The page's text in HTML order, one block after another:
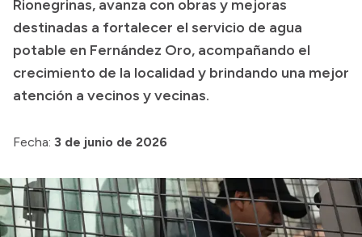
Presupuesto
Boletín Oficial
Compras y licitaciones
Consulta de expedientes
Convocatorias
Intranet
Login
Rionegrinas, avanza con obras y mejoras
destinadas a fortalecer el servicio de agua
potable en Fernández Oro, acompañando el
crecimiento de la localidad y brindando una mejor
atención a vecinos y vecinas.
Fecha: 3 de junio de 2026